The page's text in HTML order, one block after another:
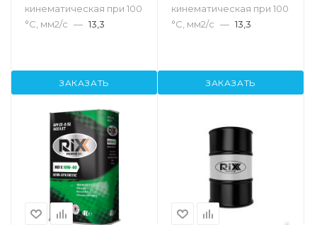
кинематическая при 100
°С, мм2/с — 13,3
ЗАКАЗАТЬ
кинематическая при 100
°С, мм2/с — 13,3
ЗАКАЗАТЬ